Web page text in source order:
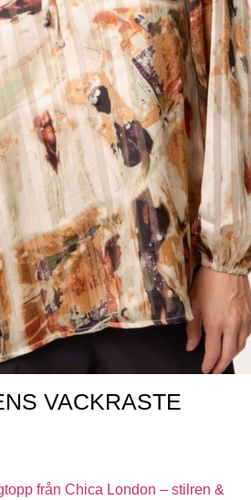
VACKRASTE